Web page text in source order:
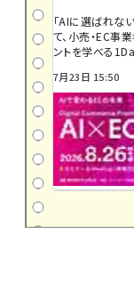
「AIに選ばれな
て、小売・EC事
ントを学べる
7月23日 15:50